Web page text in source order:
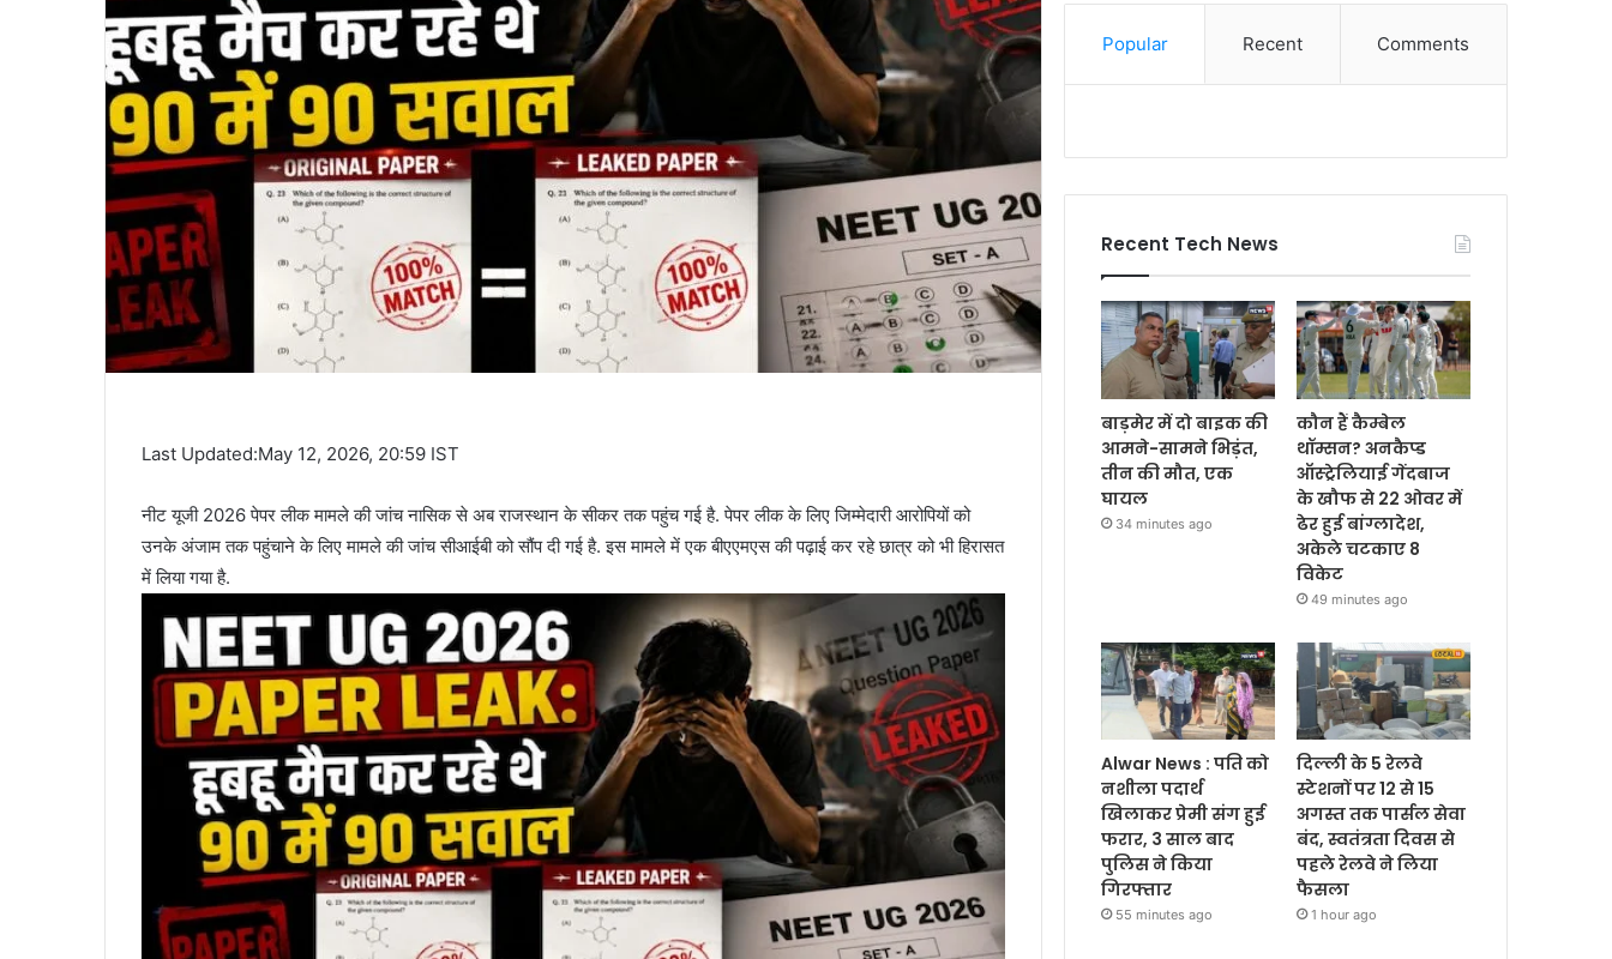
Last Updated:May 12, 2026, 20:59 IST
नीट यूजी 2026 पेपर लीक मामले की जांच नासिक से अब राजस्‍थान के सीकर तक पहुंच गई है. पेपर लीक के लिए जिम्‍मेदारी आरोपियों को
उनके अंजाम तक पहुंचाने के लिए मामले की जांच सीआईबी को सौंप दी गई है. इस मामले में एक बीएएमएस की पढ़ाई कर रहे छात्र को भी हिरासत
में लिया गया है.
Popular Recent Comments
Recent Tech News
बाड़मेर में दो बाइक की
आमने-सामने भिड़ंत,
तीन की मौत, एक
घायल
34 minutes ago
कौन हैं कैम्बेल
थॉम्सन? अनकैप्ड
ऑस्ट्रेलियाई गेंदबाज
के खौफ से 22 ओवर में
ढेर हुई बांग्लादेश,
अकेले चटकाए 8
विकेट
49 minutes ago
Alwar News : पति को
नशीला पदार्थ
खिलाकर प्रेमी संग हुई
फरार, 3 साल बाद
पुलिस ने किया
गिरफ्तार
55 minutes ago
दिल्ली के 5 रेलवे
स्टेशनों पर 12 से 15
अगस्त तक पार्सल सेवा
बंद, स्वतंत्रता दिवस से
पहले रेलवे ने लिया
फैसला
1 hour ago